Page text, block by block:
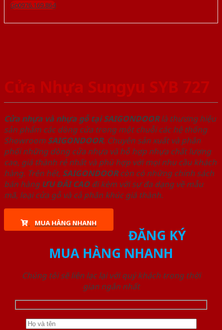
Gọi 0976.169.864
Cửa Nhựa Sungyu SYB 727
Cửa nhựa và nhựa gỗ tại SAIGONDOORlà thương hiệu
sản phẩm các dòng cửa trong một chuỗi các hệ thống
Showroom SAIGONDOOR. Chuyên sản xuất và phân
phối những dòng cửa nhựa và hỗ hợp nhựa chất lượng
cao, giá thành rẻ nhất và phù hợp với mọi nhu cầu khách
hàng. Trên hết, SAIGONDOORcòn có những chính sách
bán hàng ƯU ĐÃI CAOđi kèm với sự đa dạng về mẫu
mã, loại cửa gỗ và cả phân khúc giá thành.
MUA HÀNG NHANH
ĐĂNG KÝ
MUA HÀNG NHANH
Chúng tôi sẽ liên lạc lại với quý khách trong thời
gian ngắn nhất